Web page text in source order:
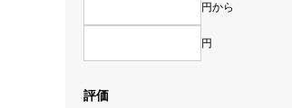
円から
円
評価